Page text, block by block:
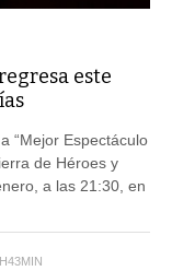
este
“Mejor Espectáculo
de Héroes y
a las 21:30, en